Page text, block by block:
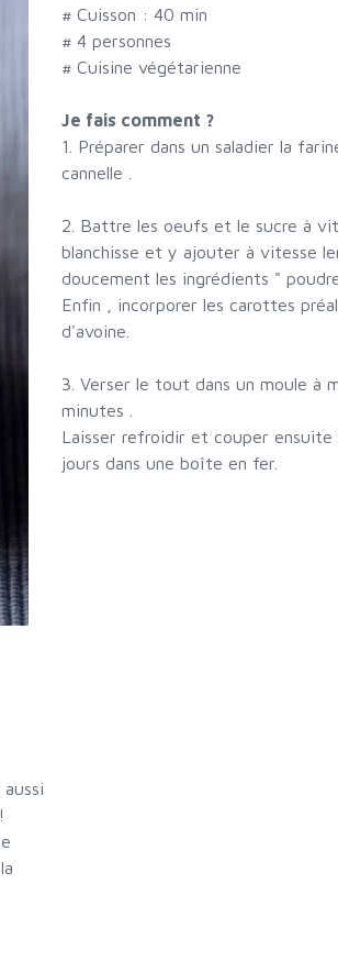
# Cuisson : 40 min
# 4 personnes
# Cuisine végétarienne
Je fais comment ?
1. Préparer dans un saladier la
cannelle .
2. Battre les oeufs et le sucre à
blanchisse et y ajouter à vitesse
doucement les ingrédients "
Enfin , incorporer les carottes
d'avoine.
3. Verser le tout dans un moule à
minutes .
Laisser refroidir et couper ensuite
jours dans une boîte en fer.